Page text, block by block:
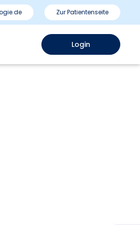
Zur Patientenseite
Login